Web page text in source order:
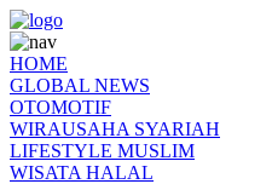
HOME
GLOBAL NEWS
OTOMOTIF
WIRAUSAHA SYARIAH
LIFESTYLE MUSLIM
WISATA HALAL